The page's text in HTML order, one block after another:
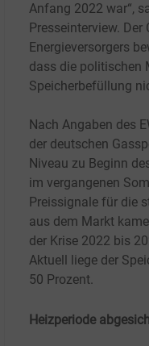
Anfang 2022 war“,
Presseinterview.
Energieversorgers
dass die politischen
Speicherbefüllung
Nach Angaben des
der deutschen
Niveau zu Beginn
im vergangenen
Preissignale für die
aus dem Markt
der Krise 2022 bis
Aktuell liege der
50 Prozent.
Heizperiode